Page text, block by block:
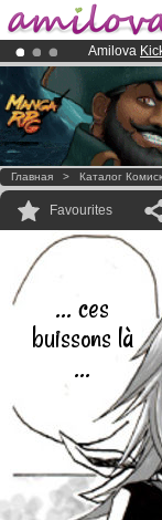
Amilova
Already
Premium
Главная > Каталог
Favourites
... ces
buissons là
...